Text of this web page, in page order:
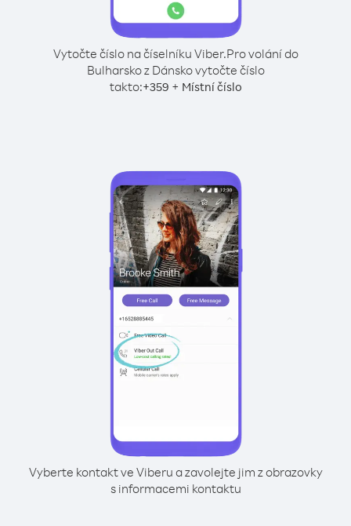
Vytočte číslo na číselníku Viber.Pro volání do
Bulharsko z Dánsko vytočte číslo
takto:+359 + Místní číslo
Vyberte kontakt ve Viberu a zavolejte jim z obrazovky
s informacemi kontaktu